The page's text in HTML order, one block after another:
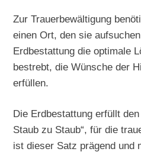
Zur Trauerbewältigung
einen Ort, den sie
Erdbestattung die optimale
bestrebt, die Wünsche der
erfüllen.
Die Erdbestattung erfüllt
Staub zu Staub“, für die
ist dieser Satz prägend und